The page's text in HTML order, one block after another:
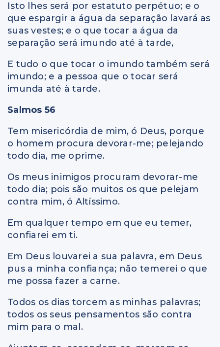
Isto lhes será por estatuto perpétuo; e o
que espargir a água da separação lavará as
suas vestes; e o que tocar a água da
separação será imundo até à tarde,
E tudo o que tocar o imundo também será
imundo; e a pessoa que o tocar será
imunda até à tarde.
Salmos 56
Tem misericórdia de mim, ó Deus, porque
o homem procura devorar-me; pelejando
todo dia, me oprime.
Os meus inimigos procuram devorar-me
todo dia; pois são muitos os que pelejam
contra mim, ó Altíssimo.
Em qualquer tempo em que eu temer,
confiarei em ti.
Em Deus louvarei a sua palavra, em Deus
pus a minha confiança; não temerei o que
me possa fazer a carne.
Todos os dias torcem as minhas palavras;
todos os seus pensamentos são contra
mim para o mal.